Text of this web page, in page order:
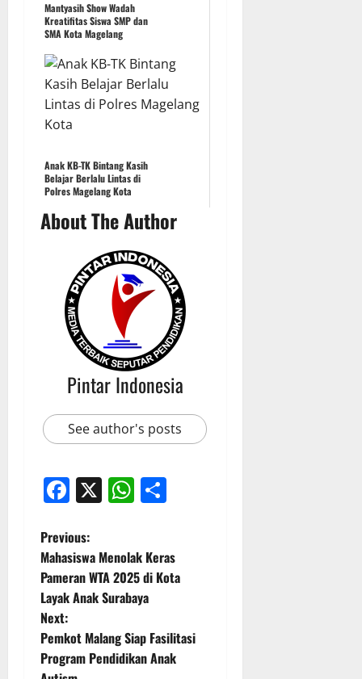
Mantyasih Show Wadah
Kreatifitas Siswa SMP dan
SMA Kota Magelang
Anak KB-TK Bintang Kasih
Belajar Berlalu Lintas di
Polres Magelang Kota
About The Author
Pintar Indonesia
See author's posts
Facebook
X WhatsApp
P
o
s
t
Previous:
Mahasiswa Menolak Keras
Pameran WTA 2025 di Kota
Layak Anak Surabaya
Next:
Pemkot Malang Siap Fasilitasi
Program Pendidikan Anak